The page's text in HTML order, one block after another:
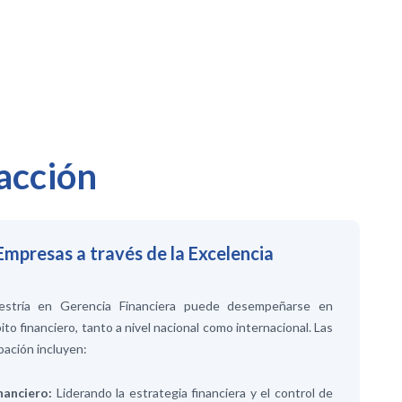
a través de la Excelencia
en Gerencia Financiera puede desempeñarse en
financiero, tanto a nivel nacional como internacional. Las
incluyen:
Liderando la estrategia financiera y el control de